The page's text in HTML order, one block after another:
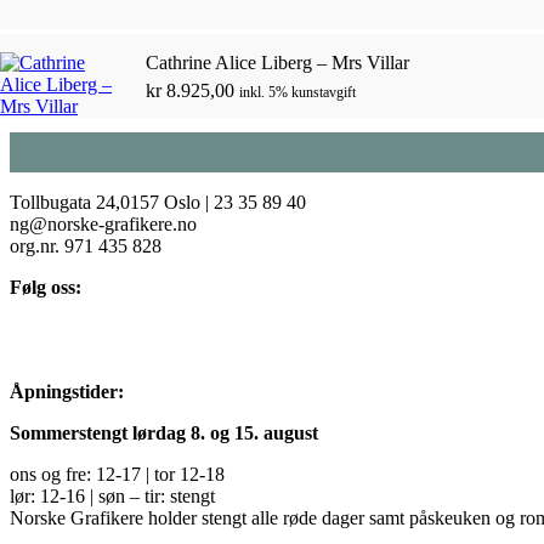
Cathrine Alice Liberg – Mrs Villar
kr8.925,00 inkl. 5% kunstavgift
Tollbugata 24,0157 Oslo | 23 35 89 40
ng@norske-grafikere.no
org.nr. 971 435 828
Følg oss:
Åpningstider:
Sommerstengt lørdag 8. og 15. august
ons og fre: 12-17 | tor 12-18
lør: 12-16 | søn – tir: stengt
Norske Grafikere holder stengt alle røde dager samt påskeuken og